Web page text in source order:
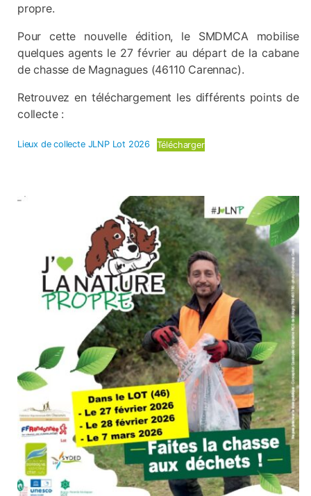
propre.
Pour cette nouvelle édition, le SMDMCA mobilise
quelques agents le 27 février au départ de la cabane
de chasse de Magnagues (46110 Carennac).
Retrouvez en téléchargement les différents points de
collecte :
Lieux de collecte JLNP Lot 2026 Télécharger